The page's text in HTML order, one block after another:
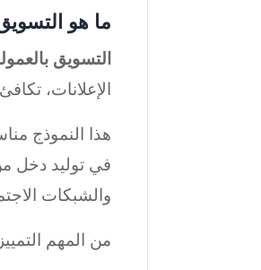
ما هو
التسويق
الإعلانات،
هذا النموذج
في توليد دخل
والشبكات
من المهم